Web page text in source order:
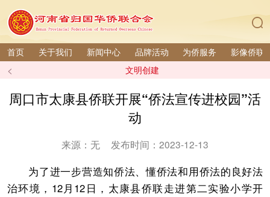
首页 关于我们 新闻中心 品牌活动 为侨服务 影像侨联
< 文明创建
周口市太康县侨联开展“侨法宣传进校园”活
动
来源：无 发布时间：2023-12-13
为了进一步营造知侨法、懂侨法和用侨法的良好法
治环境，12月12日，太康县侨联走进第二实验小学开